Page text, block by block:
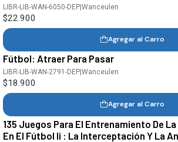
LIBR-LIB-WAN-6050-DEP|Wanceulen
$22.900
Agregar al Carro
Fútbol: Atraer Para Pasar
LIBR-LIB-WAN-2791-DEP |Wanceulen
$18.900
Agregar al Carro
135 Juegos Para El Entrenamiento De
En El Fútbol Ii : La Interceptación Y La